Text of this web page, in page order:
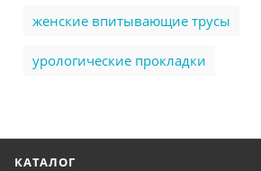
женские впитывающие трусы
урологические прокладки
КАТАЛОГ